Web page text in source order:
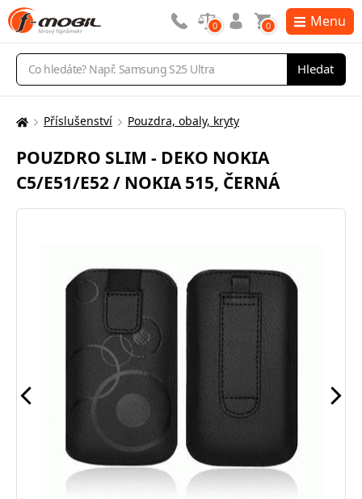
Vyhledávání
Hledat
0 0 Menu
Zde
nacházíte:
Příslušenství Pouzdra, obaly, kryty
POUZDRO SLIM - DEKO NOKIA
C5/E51/E52 / NOKIA 515, ČERNÁ